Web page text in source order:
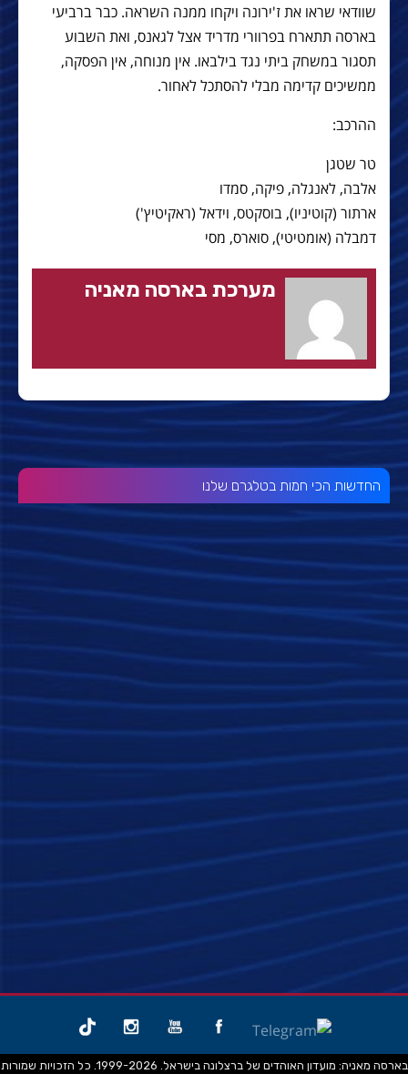
שוודאי שראו את ז'ירונה ויקחו ממנה השראה. כבר ברביעי
בארסה תתארח בפרוורי מדריד אצל לגאנס, ואת השבוע
תסגור במשחק ביתי נגד בילבאו. אין מנוחה, אין הפסקה,
ממשיכים קדימה מבלי להסתכל לאחור.
ההרכב:
טר שטגן
אלבה, לאנגלה, פיקה, סמדו
ארתור (קוטיניו), בוסקטס, וידאל (ראקיטיץ')
דמבלה (אומטיטי), סוארס, מסי
מערכת בארסה מאניה
החדשות הכי חמות בטלגרם שלנו
בארסה מאניה: מועדון האוהדים של ברצלונה בישראל. 1999-2026. כל הזכויות שמורות